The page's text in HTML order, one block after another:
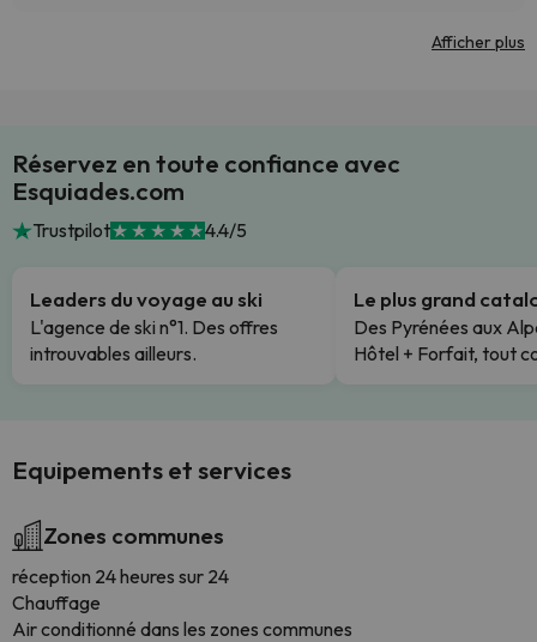
Afficher plus
Réservez en toute confiance avec
Esquiades.com
Trustpilot 4.4/5
Leaders du voyage au ski
L'agence de ski n°1. Des offres
introuvables ailleurs.
Le plus grand
Des Pyrénées aux
Hôtel + Forfait, tout
Equipements et services
Zones communes
réception 24 heures sur 24
Chauffage
Air conditionné dans les zones communes